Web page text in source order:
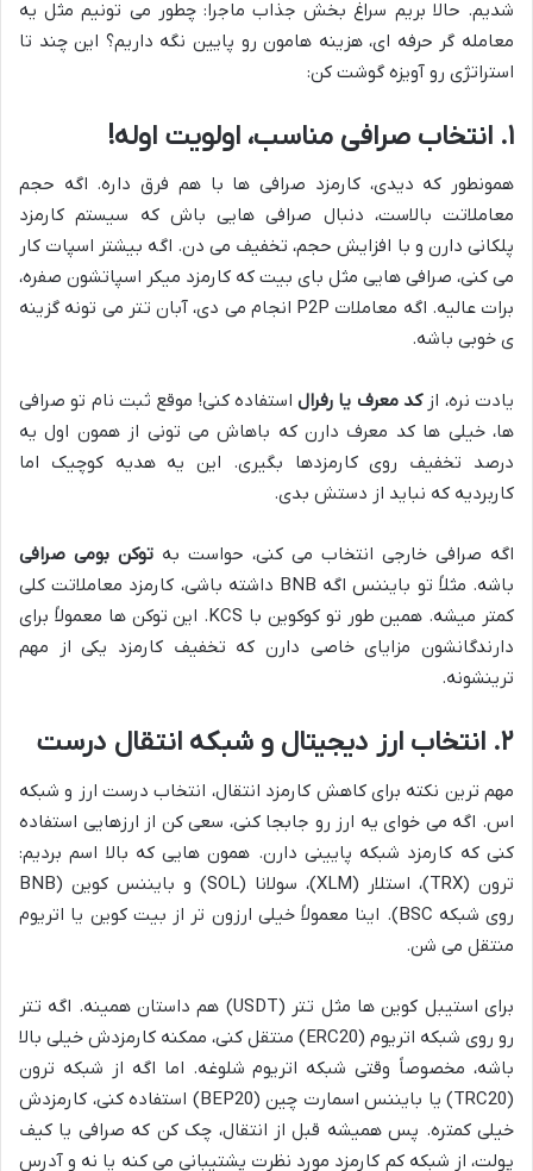
شدیم. حالا بریم سراغ بخش جذاب ماجرا: چطور می تونیم مثل یه
معامله گر حرفه ای، هزینه هامون رو پایین نگه داریم؟ این چند تا
استراتژی رو آویزه گوشت کن:
۱. انتخاب صرافی مناسب، اولویت اوله!
همونطور که دیدی، کارمزد صرافی ها با هم فرق داره. اگه حجم
معاملاتت بالاست، دنبال صرافی هایی باش که سیستم کارمزد
پلکانی دارن و با افزایش حجم، تخفیف می دن. اگه بیشتر اسپات کار
می کنی، صرافی هایی مثل بای بیت که کارمزد میکر اسپاتشون صفره،
برات عالیه. اگه معاملات P2P انجام می دی، آبان تتر می تونه گزینه
ی خوبی باشه.
یادت نره، ازکد معرف یا رفرالاستفاده کنی! موقع ثبت نام تو صرافی
ها، خیلی ها کد معرف دارن که باهاش می تونی از همون اول یه
درصد تخفیف روی کارمزدها بگیری. این یه هدیه کوچیک اما
کاربردیه که نباید از دستش بدی.
اگه صرافی خارجی انتخاب می کنی، حواست به توکن بومی صرافی
باشه. مثلاً تو بایننس اگه BNB داشته باشی، کارمزد معاملاتت کلی
کمتر میشه. همین طور تو کوکوین با KCS. این توکن ها معمولاً برای
دارندگانشون مزایای خاصی دارن که تخفیف کارمزد یکی از مهم
ترینشونه.
۲. انتخاب ارز دیجیتال و شبکه انتقال درست
مهم ترین نکته برای کاهش کارمزد انتقال، انتخاب درست ارز و شبکه
اس. اگه می خوای یه ارز رو جابجا کنی، سعی کن از ارزهایی استفاده
کنی که کارمزد شبکه پایینی دارن. همون هایی که بالا اسم بردیم:
ترون (TRX)، استلار (XLM)، سولانا (SOL) و بایننس کوین (BNB
روی شبکه BSC). اینا معمولاً خیلی ارزون تر از بیت کوین یا اتریوم
منتقل می شن.
برای استیبل کوین ها مثل تتر (USDT) هم داستان همینه. اگه تتر
رو روی شبکه اتریوم (ERC20) منتقل کنی، ممکنه کارمزدش خیلی بالا
باشه، مخصوصاً وقتی شبکه اتریوم شلوغه. اما اگه از شبکه ترون
(TRC20) یا بایننس اسمارت چین (BEP20) استفاده کنی، کارمزدش
خیلی کمتره. پس همیشه قبل از انتقال، چک کن که صرافی یا کیف
پولت، از شبکه کم کارمزد مورد نظرت پشتیبانی می کنه یا نه و آدرس